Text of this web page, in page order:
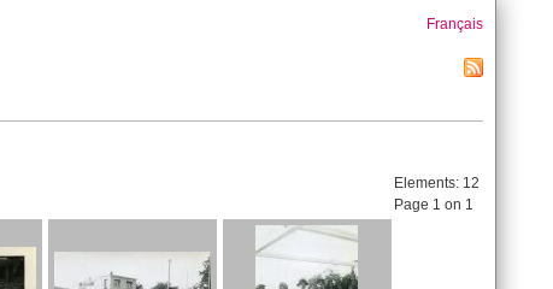
Français
Elements: 12
Page 1 on 1